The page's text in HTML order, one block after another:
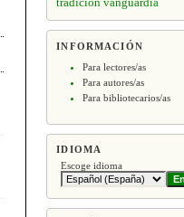
tradición vanguardia
INFORMACIÓN
Para lectores/as
Para autores/as
Para bibliotecarios/as
IDIOMA
Escoge idioma